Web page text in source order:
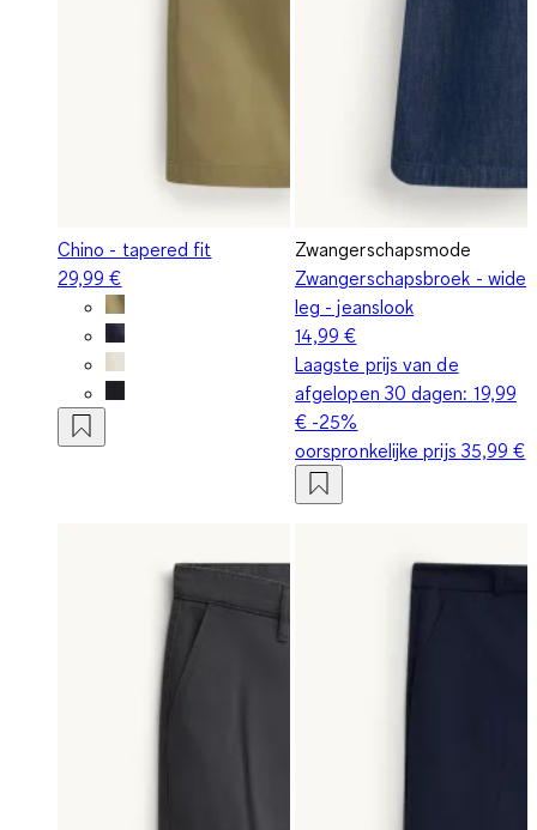
Chino - tapered fit
29,99 €
Zwangerschapsmode
Zwangerschapsbroek - wide
leg - jeanslook
14,99 €
Laagste prijs van de
afgelopen 30 dagen: 19,99
€ -25%
oorspronkelijke prijs 35,99 €